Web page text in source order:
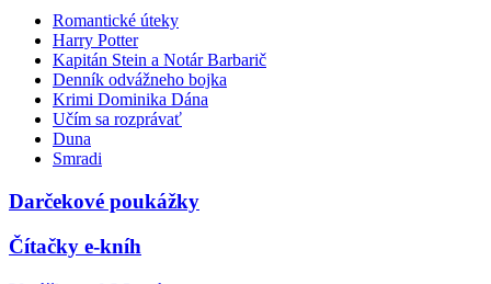
Romantické úteky
Harry Potter
Kapitán Stein a Notár Barbarič
Denník odvážneho bojka
Krimi Dominika Dána
Učím sa rozprávať
Duna
Smradi
Darčekové poukážky
Čítačky e-kníh